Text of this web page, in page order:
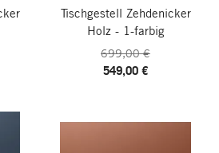
Tischgestell Zehdenicker
Holz - 1-farbig
699,00 €
549,00 €